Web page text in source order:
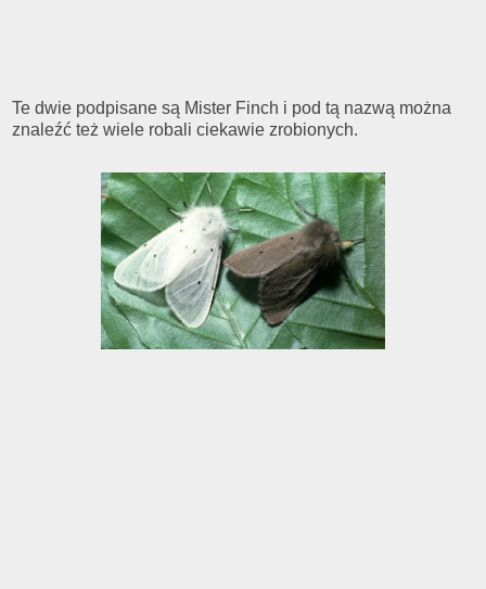
Te dwie podpisane są Mister Finch i pod tą nazwą można
znaleźć też wiele robali ciekawie zrobionych.